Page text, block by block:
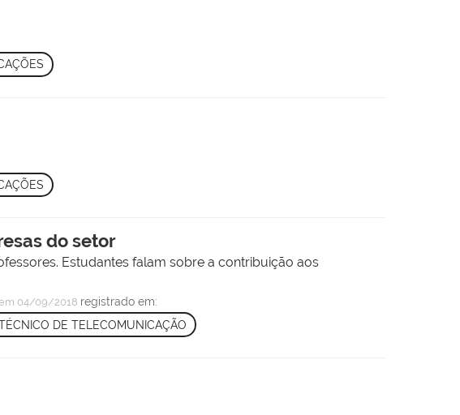
do setor
Estudantes falam sobre a contribuição aos
04/09/2018 registrado em:
DE TELECOMUNICAÇÃO